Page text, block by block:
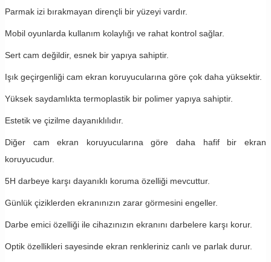
Parmak izi bırakmayan dirençli bir yüzeyi vardır.
Mobil oyunlarda kullanım kolaylığı ve rahat kontrol sağlar.
Sert cam değildir, esnek bir yapıya sahiptir.
Işık geçirgenliği cam ekran koruyucularına göre çok daha yüksektir.
Yüksek saydamlıkta termoplastik bir polimer yapıya sahiptir.
Estetik ve çizilme dayanıklılıdır.
Diğer cam ekran koruyucularına göre daha hafif bir ekran
koruyucudur.
5H darbeye karşı dayanıklı koruma özelliği mevcuttur.
Günlük çiziklerden ekranınızın zarar görmesini engeller.
Darbe emici özelliği ile cihazınızın ekranını darbelere karşı korur.
Optik özellikleri sayesinde ekran renkleriniz canlı ve parlak durur.